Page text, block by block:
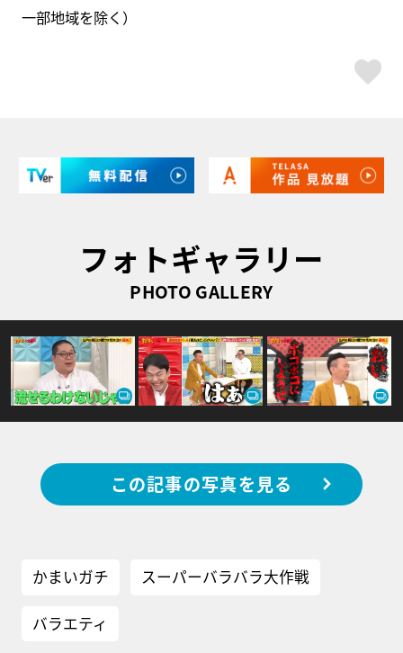
一部地域を除く）
フォトギャラリー
PHOTO GALLERY
この記事の写真を見る
かまいガチ スーパーバラバラ大作戦
バラエティ